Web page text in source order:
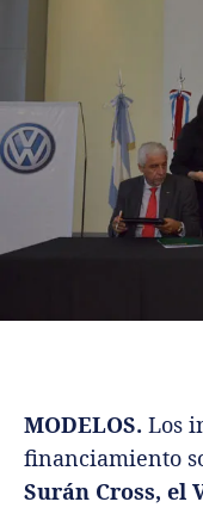
MODELOS. Los
financiamiento
Surán Cross, el